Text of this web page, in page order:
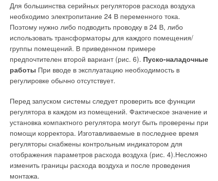
Для большинства серийных регуляторов расхода воздуха
необходимо электропитание 24 В переменного тока.
Поэтому нужно либо подводить проводку в 24 В, либо
использовать трансформаторы для каждого помещения/
группы помещений. В приведенном примере
предпочтителен второй вариант (рис. 6). Пуско-наладочные
работы При вводе в эксплуатацию необходимость в
регулировке обычно отсутствует.
Перед запуском системы следует проверить все функции
регулятора в каждом из помещений. Фактическое значение и
установка компактного регулятора могут быть проверены при
помощи корректора. Изготавливаемые в последнее время
регуляторы снабжены контрольным индикатором для
отображения параметров расхода воздуха (рис. 4).Несложно
изменить границы расхода воздуха и после проведения
монтажа.
потребительском, так и на корпоративном рынках. На
потребительском рынке физические лица приобретают
радиаторы либо для установки их в частных коттеджах с
автономной системой отопления, либо для замены
радиаторов при реконструкции.
Следует отметить, что эти потребители характеризуются
наименьшей чувствительностью к цене. Покупка
систем равна 3,74 млн секций (30%) из 12,46 млн секций.
По оценкам экспертов, в ближайшие 5–7 лет ожидается
резкий рост покупок радиаторов с данной целью (рост до
50% в год) из-за значительного износа инженерных сетей в
России — примерно 70% сетей требуют капитального
ремонта, из них 40% находятся в аварийном состоянии.